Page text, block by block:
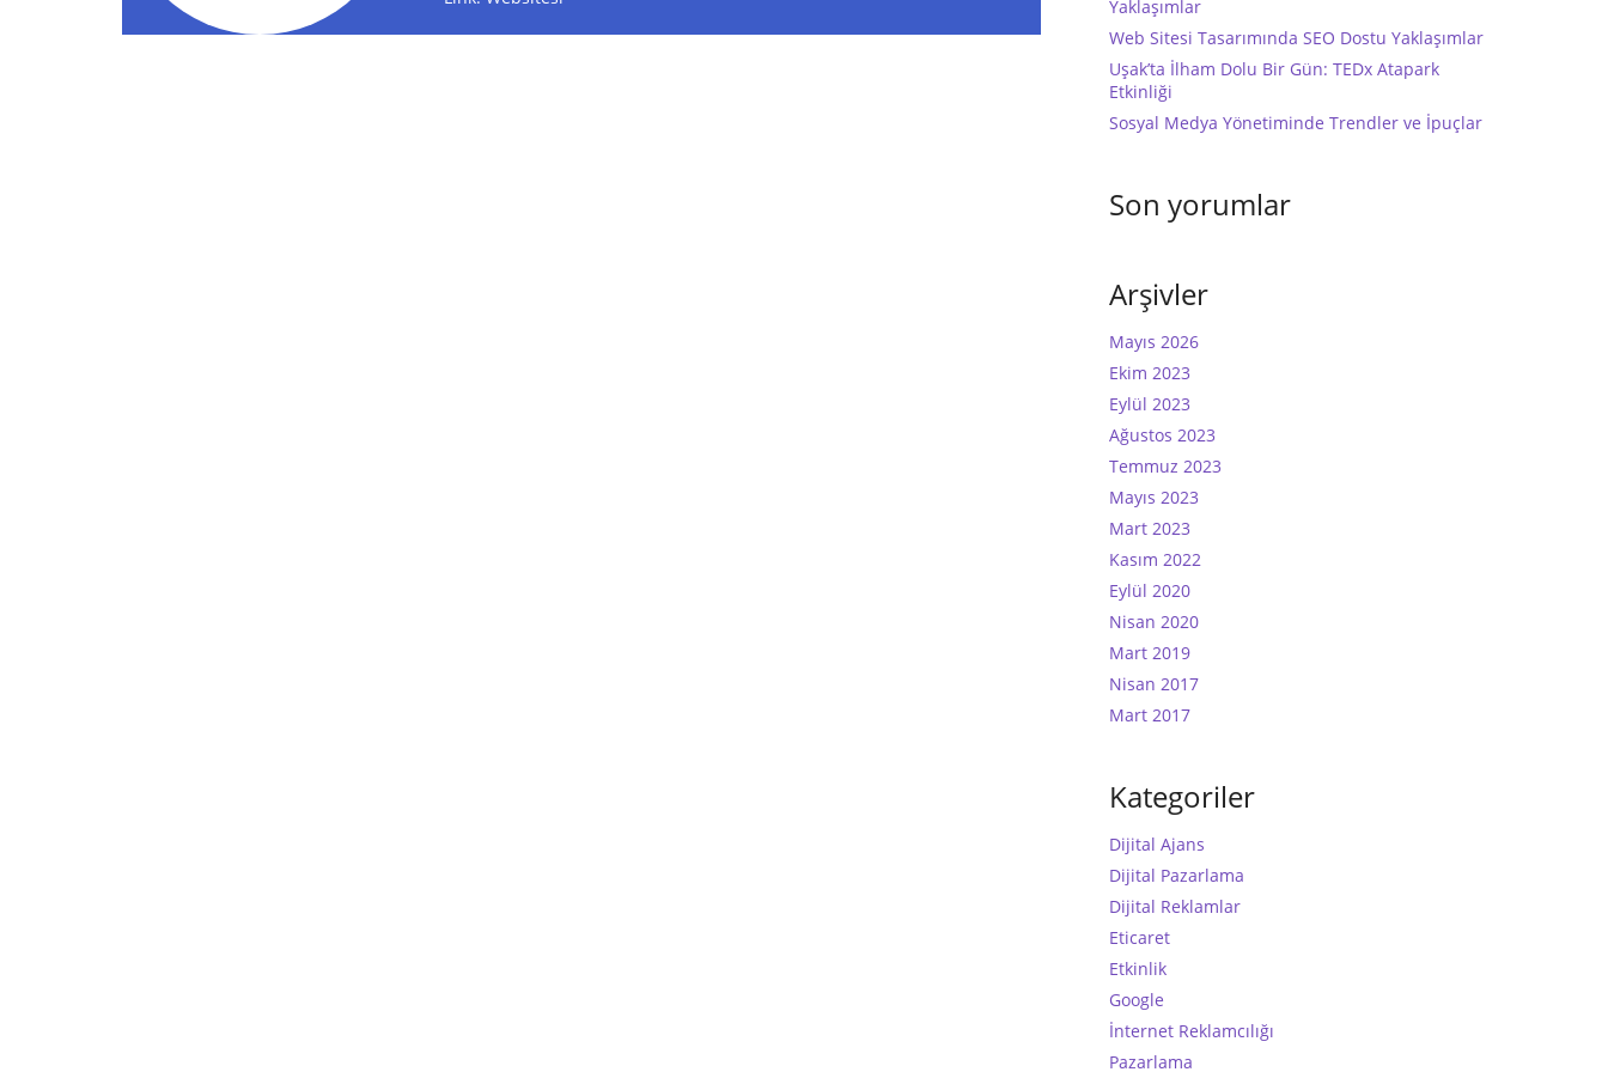
Yaklaşımlar
Web Sitesi Tasarımında SEO Dostu Yaklaşımlar
Uşak’ta İlham Dolu Bir Gün: TEDx Atapark
Etkinliği
Sosyal Medya Yönetiminde Trendler ve İpuçlar
Son yorumlar
Arşivler
Mayıs 2026
Ekim 2023
Eylül 2023
Ağustos 2023
Temmuz 2023
Mayıs 2023
Mart 2023
Kasım 2022
Eylül 2020
Nisan 2020
Mart 2019
Nisan 2017
Mart 2017
Kategoriler
Dijital Ajans
Dijital Pazarlama
Dijital Reklamlar
Eticaret
Etkinlik
Google
İnternet Reklamcılığı
Pazarlama